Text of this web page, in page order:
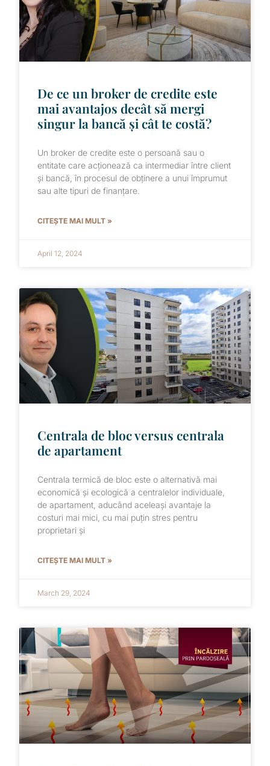
De ce un broker de credite este
mai avantajos decât să mergi
singur la bancă și cât te costă?
Un broker de credite este o persoană sau o
entitate care acționează ca intermediar între client
și bancă, în procesul de obținere a unui împrumut
sau alte tipuri de finanțare.
CITEȘTE MAI MULT »
April 12, 2024
Centrala de bloc versus centrala
de apartament
Centrala termică de bloc este o alternativă mai
economică și ecologică a centralelor individuale,
de apartament, aducând aceleași avantaje la
costuri mai mici, cu mai puțin stres pentru
proprietari și
CITEȘTE MAI MULT »
March 29, 2024